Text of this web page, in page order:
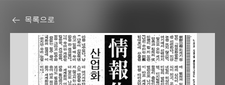
목록으로